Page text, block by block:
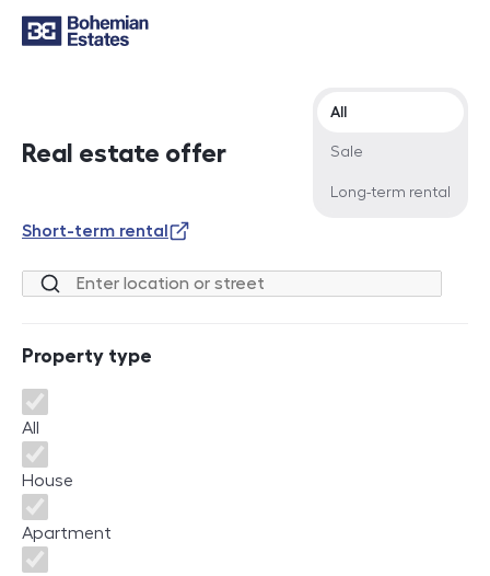
Real estate offer
Offer type
All
Sale
Long-term rental
Short-term rental
Location or street
Property type
Property type
All
House
Apartment